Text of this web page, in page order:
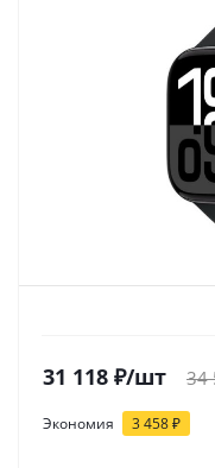
31 118 ₽/шт 34
Экономия 3 458₽